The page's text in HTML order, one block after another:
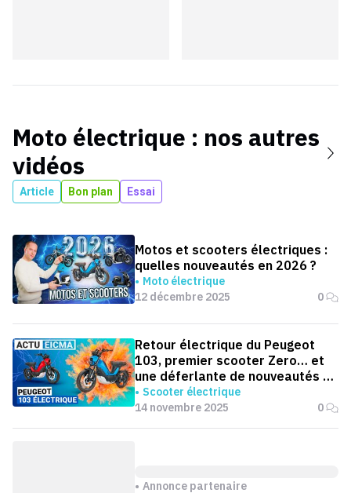
Moto électrique : nos autres
vidéos
Article Bon plan Essai
Motos et scooters électriques :
quelles nouveautés en 2026 ?
Moto électrique
12 décembre 2025
0
Retour électrique du Peugeot
103, premier scooter Zero… et
une déferlante de nouveautés à
EICMA 2025
Scooter électrique
14 novembre 2025
0
Annonce partenaire